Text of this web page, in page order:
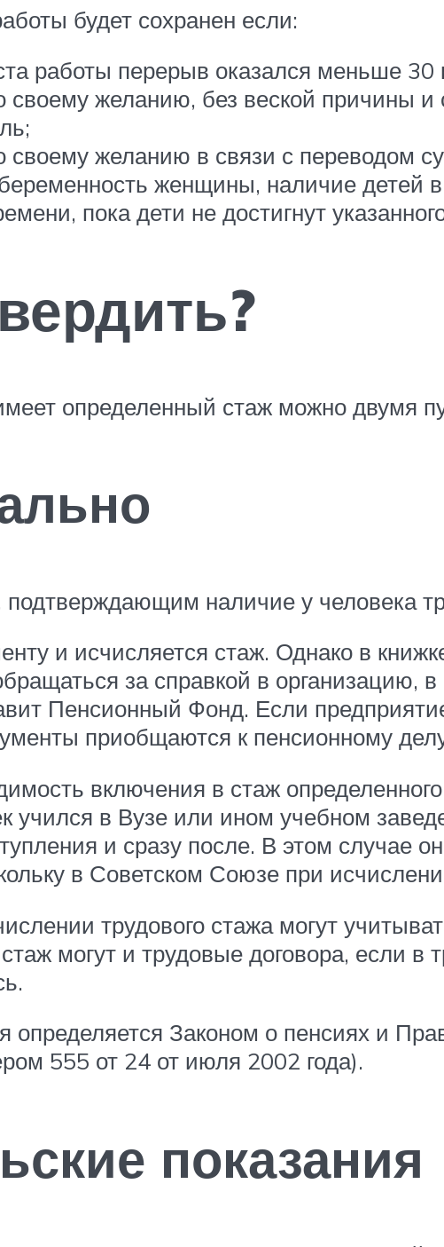
будет сохранен если:
работы перерыв оказался меньше 30
своему желанию, без веской причины
своему желанию в связи с переводом
женщины, наличие детей
пока дети не достигнут
определенный стаж можно двумя
наличие у человека
и исчисляется стаж. Однако в
за справкой в организацию,
Пенсионный Фонд. Если
приобщаются к пенсионному
включения в стаж
учился в Вузе или ином учебном
и сразу после. В этом случае
в Советском Союзе при
трудового стажа могут
могут и трудовые договора, если в
определяется Законом о пенсиях и
555 от 24 от июля 2002 года).
показания